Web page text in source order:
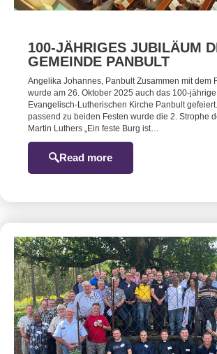
100-JÄHRIGES JUBILÄUM
GEMEINDE PANBULT
Angelika Johannes, Panbult Zusammen mit dem
wurde am 26. Oktober 2025 auch das 100-
Evangelisch-Lutherischen Kirche Panbult
passend zu beiden Festen wurde die 2. Strophe
Martin Luthers „Ein feste Burg ist…
Read more